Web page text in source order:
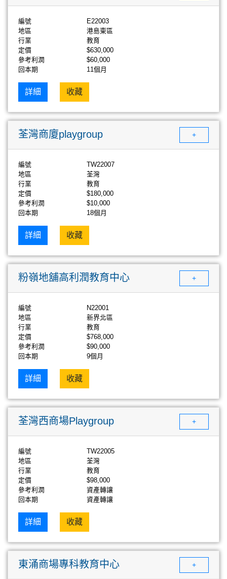
編號
E22003
地區
港島東區
行業
教育
定價
$630,000
參考利潤
$60,000
回本期
11個月
詳細 收藏
荃灣商廈playgroup +
編號
TW22007
地區
荃灣
行業
教育
定價
$180,000
參考利潤
$10,000
回本期
18個月
詳細 收藏
粉嶺地舖高利潤教育中心 +
編號
N22001
地區
新界北區
行業
教育
定價
$768,000
參考利潤
$90,000
回本期
9個月
詳細 收藏
荃灣西商場Playgroup +
編號
TW22005
地區
荃灣
行業
教育
定價
$98,000
參考利潤
資產轉讓
回本期
資產轉讓
詳細 收藏
東涌商場專科教育中心 +